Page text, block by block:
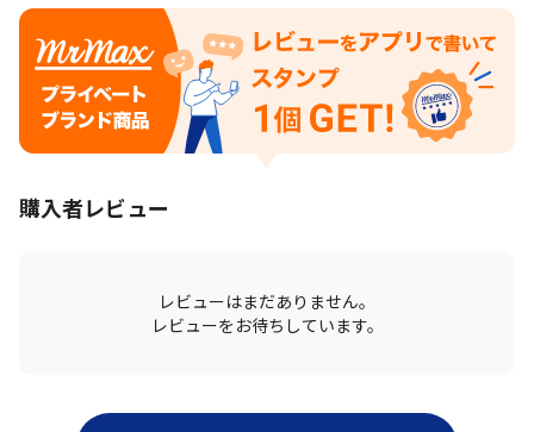
購入者レビュー
レビューはまだありません。
レビューをお待ちしています。